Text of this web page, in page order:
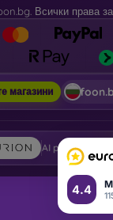
4.4
Всички права
магазини
AI powered by